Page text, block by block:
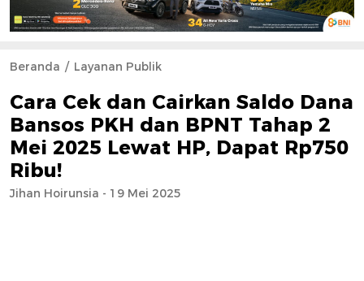
Beranda Layanan Publik
Cara Cek dan Cairkan Saldo Dana
Bansos PKH dan BPNT Tahap 2
Mei 2025 Lewat HP, Dapat Rp750
Ribu!
Jihan Hoirunsia - 19 Mei 2025